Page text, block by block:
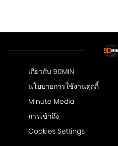
เกี่ยวกับ 90MIN
นโยบายการใช้งานคุกกี้
Minute Media
การเข้าถึง
Cookies Settings